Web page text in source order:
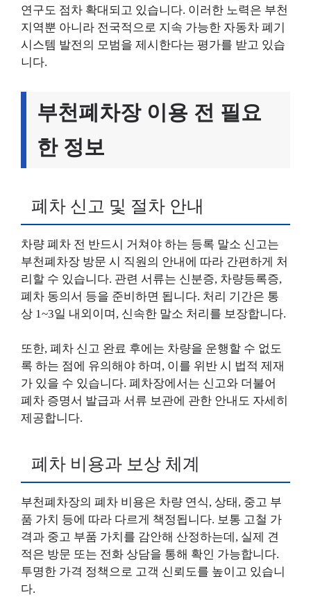
연구도 점차 확대되고 있습니다. 이러한 노력은 부천
지역뿐 아니라 전국적으로 지속 가능한 자동차 폐기
시스템 발전의 모범을 제시한다는 평가를 받고 있습
니다.
부천폐차장 이용 전 필요
한 정보
폐차 신고 및 절차 안내
차량 폐차 전 반드시 거쳐야 하는 등록 말소 신고는
부천폐차장 방문 시 직원의 안내에 따라 간편하게 처
리할 수 있습니다. 관련 서류는 신분증, 차량등록증,
폐차 동의서 등을 준비하면 됩니다. 처리 기간은 통
상 1~3일 내외이며, 신속한 말소 처리를 보장합니다.
또한, 폐차 신고 완료 후에는 차량을 운행할 수 없도
록 하는 점에 유의해야 하며, 이를 위반 시 법적 제재
가 있을 수 있습니다. 폐차장에서는 신고와 더불어
폐차 증명서 발급과 서류 보관에 관한 안내도 자세히
제공합니다.
폐차 비용과 보상 체계
부천폐차장의 폐차 비용은 차량 연식, 상태, 중고 부
품 가치 등에 따라 다르게 책정됩니다. 보통 고철 가
격과 중고 부품 가치를 감안해 산정하는데, 실제 견
적은 방문 또는 전화 상담을 통해 확인 가능합니다.
투명한 가격 정책으로 고객 신뢰도를 높이고 있습니
다.